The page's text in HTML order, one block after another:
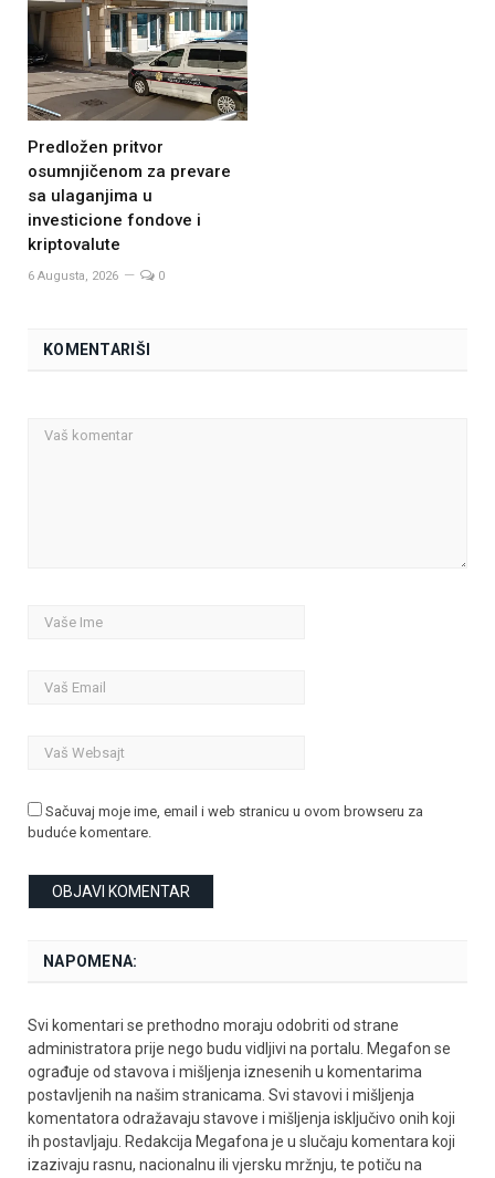
Predložen pritvor
osumnjičenom za prevare
sa ulaganjima u
investicione fondove i
kriptovalute
6 Augusta, 2026 0
KOMENTARIŠI
Sačuvaj moje ime, email i web stranicu u ovom browseru za
buduće komentare.
NAPOMENA:
Svi komentari se prethodno moraju odobriti od strane
administratora prije nego budu vidljivi na portalu. Megafon se
ograđuje od stavova i mišljenja iznesenih u komentarima
postavljenih na našim stranicama. Svi stavovi i mišljenja
komentatora odražavaju stavove i mišljenja isključivo onih koji
ih postavljaju. Redakcija Megafona je u slučaju komentara koji
izazivaju rasnu, nacionalnu ili vjersku mržnju, te potiču na